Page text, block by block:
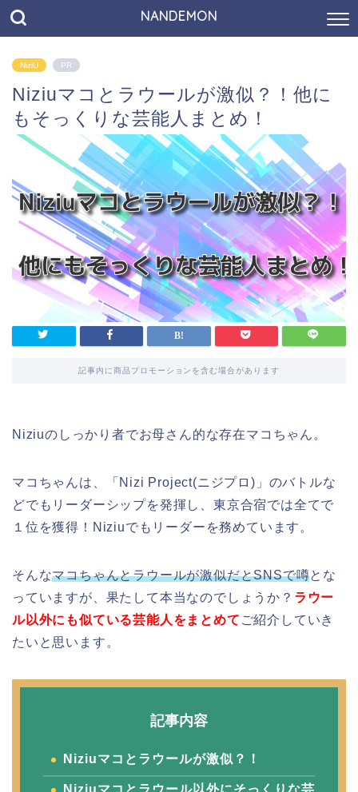
NANDEMON
NiziU PR
Niziuマコとラウールが激似？！他に
もそっくりな芸能人まとめ！
記事内に商品プロモーションを含む場合があります
Niziuのしっかり者でお母さん的な存在マコちゃん。
マコちゃんは、「Nizi Project(ニジプロ)」のバトルな
どでもリーダーシップを発揮し、東京合宿では全てで
１位を獲得！Niziuでもリーダーを務めています。
そんなマコちゃんとラウールが激似だとSNSで噂とな
っていますが、果たして本当なのでしょうか？ ラウー
ル以外にも似ている芸能人をまとめて ご紹介していき
たいと思います。
記事内容
Niziuマコとラウールが激似？！
Niziuマコとラウール以外にそっくりな芸